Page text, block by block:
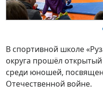
В спортивной школе
округа прошёл
среди юношей,
Отечественной войне.